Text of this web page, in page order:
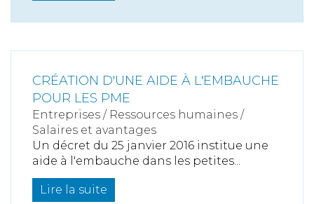
CRÉATION D'UNE AIDE À L'EMBAUCHE
POUR LES PME
Entreprises / Ressources humaines /
Salaires et avantages
Un décret du 25 janvier 2016 institue une
aide à l'embauche dans les petites...
Lire la suite